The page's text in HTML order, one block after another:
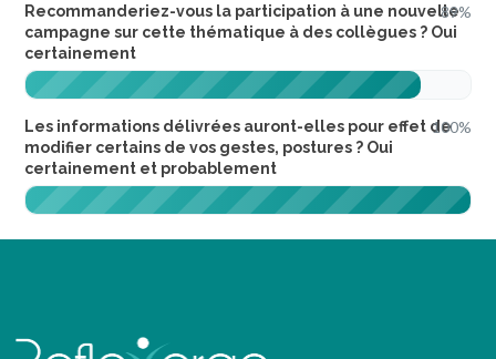
Recommanderiez-vous la participation à une nouvelle
campagne sur cette thématique à des collègues ? Oui
certainement
89%
Les informations délivrées auront-elles pour effet de
modifier certains de vos gestes, postures ? Oui
certainement et probablement
100%